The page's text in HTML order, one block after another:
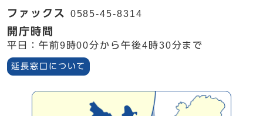
ファックス 0585-45-8314
開庁時間
平日：午前9時00分から午後4時30分まで
延長窓口について